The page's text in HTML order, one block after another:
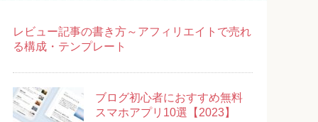
レビュー記事の書き方～アフィリエイトで売れ
る構成・テンプレート
ブログ初心者におすすめ無料
スマホアプリ10選【2023】